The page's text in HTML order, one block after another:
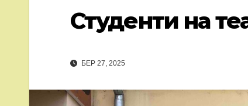
Студенти на
БЕР 27, 2025